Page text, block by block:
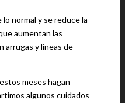
lo normal y se reduce la
aumentan las
arrugas y líneas de
meses hagan
algunos cuidados